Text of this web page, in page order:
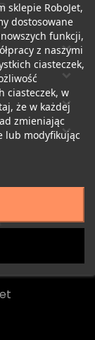
sklepie RoboJet,
dostosowane
funkcji,
z naszymi
ciasteczek,
ciasteczek, w
że w każdej
zmieniając
lub modyfikując